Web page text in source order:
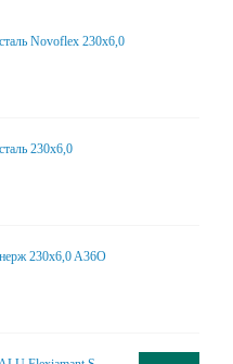
Novoflex 230x6,0
230x6,0
230x6,0 A36O